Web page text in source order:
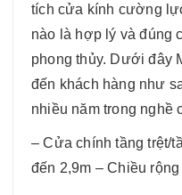
tích cửa kính cường
nào là hợp lý và đúng
phong thủy. Dưới đây
đến khách hàng như
nhiều năm trong nghề
– Cửa chính tầng trệt/
đến 2,9m – Chiều